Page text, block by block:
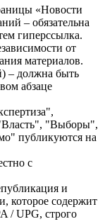
«Новости
– обязательна
гиперссылка.
от
материалов.
– должна быть
абзаце
"Выборы",
публикуются на
с
и
которое содержит
/ UPG, строго